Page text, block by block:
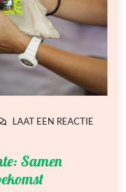
LAAT EEN REACTIE
Samen